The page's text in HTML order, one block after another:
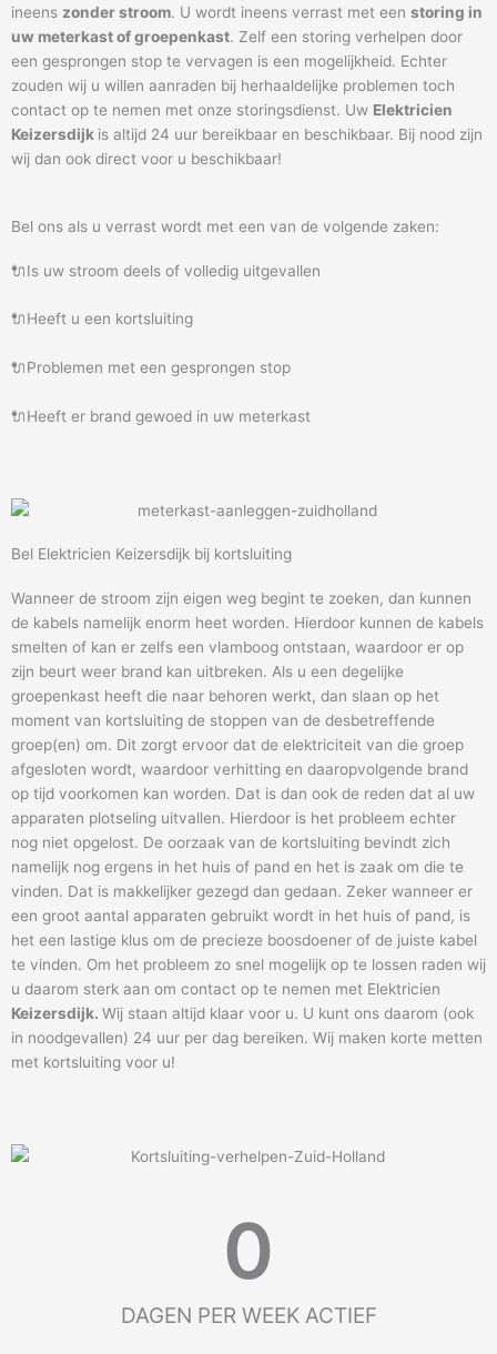
ineens zonder stroom. U wordt ineens verrast met een storing in
uw meterkast of groepenkast. Zelf een storing verhelpen door
een gesprongen stop te vervagen is een mogelijkheid. Echter
zouden wij u willen aanraden bij herhaaldelijke problemen toch
contact op te nemen met onze storingsdienst. Uw Elektricien
Keizersdijk is altijd 24 uur bereikbaar en beschikbaar. Bij nood zijn
wij dan ook direct voor u beschikbaar!
Bel ons als u verrast wordt met een van de volgende zaken:
🔌Is uw stroom deels of volledig uitgevallen
🔌Heeft u een kortsluiting
🔌Problemen met een gesprongen stop
🔌Heeft er brand gewoed in uw meterkast
Bel Elektricien Keizersdijk bij kortsluiting
Wanneer de stroom zijn eigen weg begint te zoeken, dan kunnen
de kabels namelijk enorm heet worden. Hierdoor kunnen de kabels
smelten of kan er zelfs een vlamboog ontstaan, waardoor er op
zijn beurt weer brand kan uitbreken. Als u een degelijke
groepenkast heeft die naar behoren werkt, dan slaan op het
moment van kortsluiting de stoppen van de desbetreffende
groep(en) om. Dit zorgt ervoor dat de elektriciteit van die groep
afgesloten wordt, waardoor verhitting en daaropvolgende brand
op tijd voorkomen kan worden. Dat is dan ook de reden dat al uw
apparaten plotseling uitvallen. Hierdoor is het probleem echter
nog niet opgelost. De oorzaak van de kortsluiting bevindt zich
namelijk nog ergens in het huis of pand en het is zaak om die te
vinden. Dat is makkelijker gezegd dan gedaan. Zeker wanneer er
een groot aantal apparaten gebruikt wordt in het huis of pand, is
het een lastige klus om de precieze boosdoener of de juiste kabel
te vinden. Om het probleem zo snel mogelijk op te lossen raden wij
u daarom sterk aan om contact op te nemen met Elektricien
Keizersdijk. Wij staan altijd klaar voor u. U kunt ons daarom (ook
in noodgevallen) 24 uur per dag bereiken. Wij maken korte metten
met kortsluiting voor u!
DAGEN PER WEEK ACTIEF
0